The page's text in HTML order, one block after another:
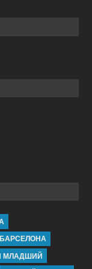
БАРСЕЛОНА
МЛАДШИЙ